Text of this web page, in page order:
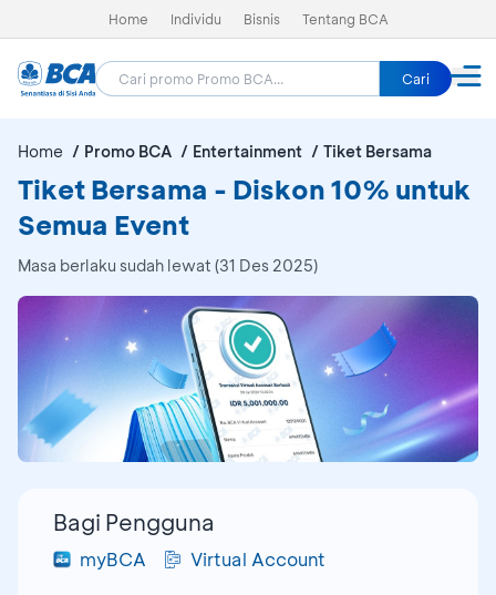
Home Individu Bisnis Tentang BCA
Cari
Home Promo BCA Entertainment Tiket Bersama
Tiket Bersama - Diskon 10% untuk
Semua Event
Masa berlaku sudah lewat (31 Des 2025)
Bagi Pengguna
myBCA Virtual Account